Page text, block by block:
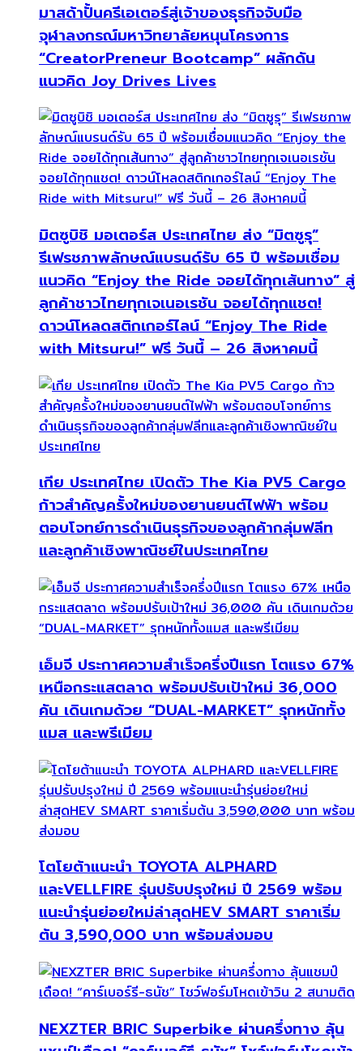
มาสด้าปั้นครีเอเตอร์สู่เจ้าของธุรกิจจับมือ
จุฬาลงกรณ์มหาวิทยาลัยหนุนโครงการ
“CreatorPreneur Bootcamp” ผลักดัน
แนวคิด Joy Drives Lives
มิตซูบิชิ มอเตอร์ส ประเทศไทย ส่ง “มิตซูรุ”
รีเฟรชภาพลักษณ์แบรนด์รับ 65 ปี พร้อมเชื่อม
แนวคิด “Enjoy the Ride จอยได้ทุกเส้นทาง” สู่
ลูกค้าชาวไทยทุกเจเนอเรชัน จอยได้ทุกแชต!
ดาวน์โหลดสติกเกอร์ไลน์ “Enjoy The Ride
with Mitsuru!” ฟรี วันนี้ – 26 สิงหาคมนี้
เกีย ประเทศไทย เปิดตัว The Kia PV5 Cargo
ก้าวสำคัญครั้งใหม่ของยานยนต์ไฟฟ้า พร้อม
ตอบโจทย์การดำเนินธุรกิจของลูกค้ากลุ่มฟลีท
และลูกค้าเชิงพาณิชย์ในประเทศไทย
เอ็มจี ประกาศความสำเร็จครึ่งปีแรก โตแรง 67%
เหนือกระแสตลาด พร้อมปรับเป้าใหม่ 36,000
คัน เดินเกมด้วย “DUAL-MARKET” รุกหนักทั้ง
แมส และพรีเมียม
โตโยต้าแนะนำ TOYOTA ALPHARD
และVELLFIRE รุ่นปรับปรุงใหม่ ปี 2569 พร้อม
แนะนำรุ่นย่อยใหม่ล่าสุดHEV SMART ราคาเริ่ม
ต้น 3,590,000 บาท พร้อมส่งมอบ
NEXZTER BRIC Superbike ผ่านครึ่งทาง ลุ้น